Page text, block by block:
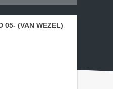
(VAN WEZEL)